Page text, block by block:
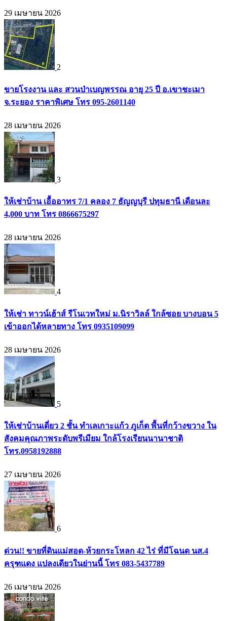
29 เมษายน 2026
2
ขายโรงงาน และ สวนป่าเบญพรรณ อายุ 25 ปี อ.เขาชะเมา
จ.ระยอง ราคาพิเศษ โทร 095-2601140
28 เมษายน 2026
3
ให้เช่าบ้าน เอื้ออาทร 7/1 คลอง 7 ธัญญบุรี ปทุมธานี เดือนละ
4,000 บาท โทร 0866675297
28 เมษายน 2026
4
ให้เช่า ทาวน์เฮ้าส์ รีโนเวทใหม่ ม.นิราวิลล์ ใกล้ซอย บางบอน 5
เข้าออกได้หลายทาง โทร 0935109099
28 เมษายน 2026
5
ให้เช่าบ้านเดี่ยว 2 ชั้น ทำเลเกาะแก้ว ภูเก็ต พื้นที่กว้างขวาง ใน
สังคมคุณภาพระดับพรีเมียม ใกล้โรงเรียนนานาชาติ
โทร.0958192888
27 เมษายน 2026
6
ด่วน!! ขายที่ดินแม่สอด-ห้วยกระโหลก 42 ไร่ ที่มีโฉนด นส.4
ครุฑแดง แปลงเดียวในย่านนี้ โทร 083-5437789
26 เมษายน 2026